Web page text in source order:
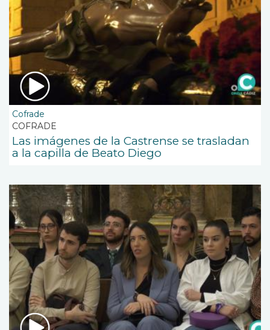
Cofrade
COFRADE
Las imágenes de la Castrense se trasladan
a la capilla de Beato Diego